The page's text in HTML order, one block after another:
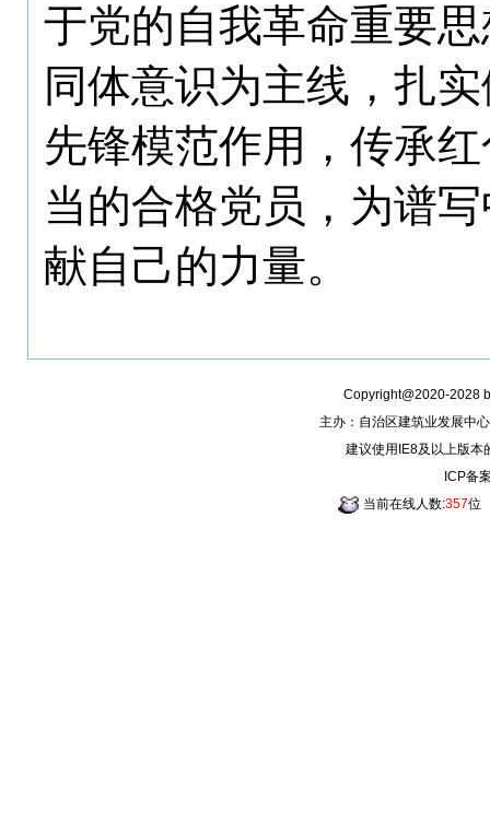
于党的自我革命重要
同体意识为主线， 扎
先锋模范作用，传承
当的合格党 员，为谱写
献自己的力量。
Copyright@2020-2028
主办：自治区建筑业发展中
建议使用IE8及以上版本
ICP备
当前在线人数:357位